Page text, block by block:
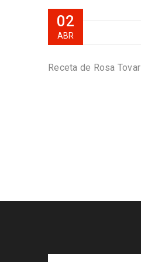
02
ABR
Receta de Rosa Tovar